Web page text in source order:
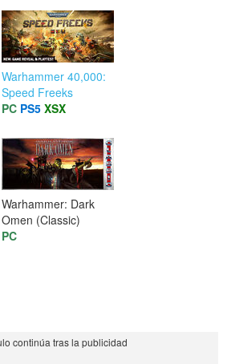
Warhammer 40,000:
Speed Freeks
PC PS5 XSX
Warhammer: Dark
Omen (Classic)
PC